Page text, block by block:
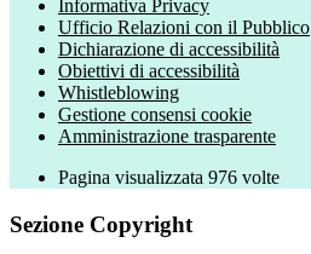
Informativa Privacy
Ufficio Relazioni con il Pubblico
Dichiarazione di accessibilità
Obiettivi di accessibilità
Whistleblowing
Gestione consensi cookie
Amministrazione trasparente
Pagina visualizzata 976 volte
Sezione Copyright